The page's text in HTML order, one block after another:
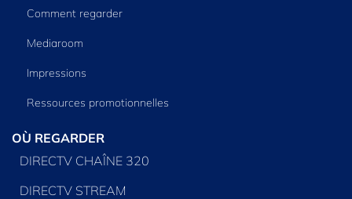
Comment regarder
Mediaroom
Impressions
Ressources promotionnelles
OÙ REGARDER
DIRECTV CHAÎNE 320
DIRECTV STREAM